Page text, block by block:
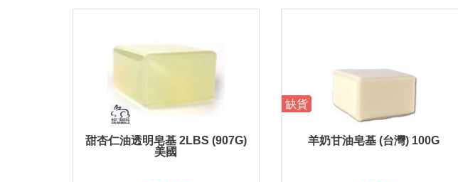
甜杏仁油透明皂基 2LBS (907G)
美國
缺貨
羊奶甘油皂基 (台灣) 100G